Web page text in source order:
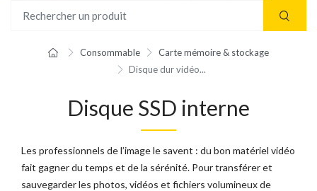
Consommable
Carte mémoire & stockage
Disque dur vidéo...
Disque SSD interne
Les professionnels de l’image le savent : du bon matériel vidéo
fait gagner du temps et de la sérénité. Pour transférer et
sauvegarder les photos, vidéos et fichiers volumineux de